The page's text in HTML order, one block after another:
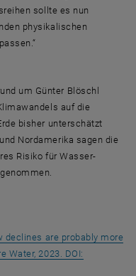
sollte es nun
physikalischen
um Günter Blöschl
auf die
bisher unterschätzt
Nordamerika sagen die
Risiko für Wasser-
declines are probably more
Water, 2023. DOI:
externe URL in einem neuen